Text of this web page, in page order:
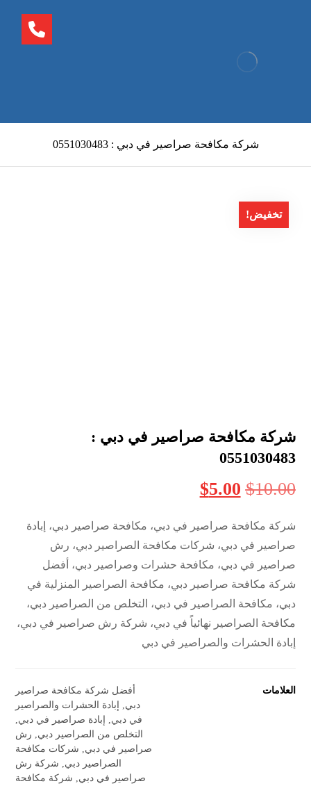
شركة مكافحة صراصير في دبي : 0551030483
تخفيض!
شركة مكافحة صراصير في دبي :
0551030483
$10.00
$5.00
شركة مكافحة صراصير في دبي، مكافحة صراصير دبي، إبادة
صراصير في دبي، شركات مكافحة الصراصير دبي، رش
صراصير في دبي، مكافحة حشرات وصراصير دبي، أفضل
شركة مكافحة صراصير دبي، مكافحة الصراصير المنزلية في
دبي، مكافحة الصراصير في دبي، التخلص من الصراصير دبي،
مكافحة الصراصير نهائياً في دبي، شركة رش صراصير في دبي،
إبادة الحشرات والصراصير في دبي
العلامات
أفضل شركة مكافحة صراصير
دبي, إبادة الحشرات والصراصير
في دبي, إبادة صراصير في دبي,
التخلص من الصراصير دبي, رش
صراصير في دبي, شركات مكافحة
الصراصير دبي, شركة رش
صراصير في دبي, شركة مكافحة